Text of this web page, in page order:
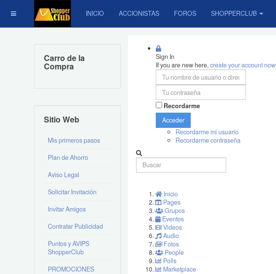
INICIO ACCIONISTAS FOROS SHOPPERCLUB
Sign In
If you are new here,create your account now
Recordarme
Acceder
Recordarme mi usuario
Recordarme contraseña
Inicio
Pages
Grupos
Eventos
Videos
Audio
Fotos
People
Polls
Marketplace
Carro de la
Compra
Sitio Web
Mis primeros pasos
Plan de Ahorro
Aviso Legal
Solicitar Invitación
Invitar Amigos
Contratar Publicidad
Puntos y AVIPS
ShopperClub
PROMOCIONES